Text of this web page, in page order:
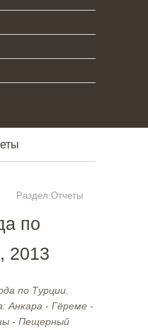
Раздел:Отчеты
по
2013
по Турции.
Анкара - Гёреме -
- Пещерный